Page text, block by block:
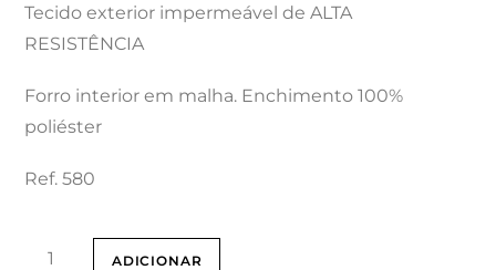
Tecido exterior impermeável de ALTA
RESISTÊNCIA
Forro interior em malha. Enchimento 100%
poliéster
Ref. 580
QuantidadeADICIONAR